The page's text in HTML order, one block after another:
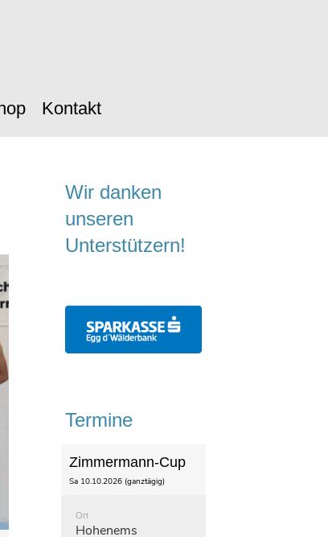
Kontakt
Wir danken
unseren
Unterstützern!
Termine
Zimmermann-Cup
Sa 10.10.2026 (ganztägig)
Ort
Hohenems